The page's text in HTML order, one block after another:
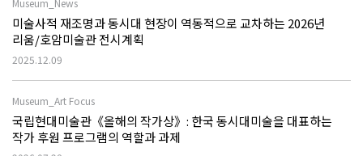
Museum_News
미술사적 재조명과 동시대 현장이 역동적으로 교차하는 2026년
리움/호암미술관 전시계획
2025.12.09
Museum_Art Focus
국립현대미술관《올해의 작가상》: 한국 동시대미술을 대표하는
작가 후원 프로그램의 역할과 과제